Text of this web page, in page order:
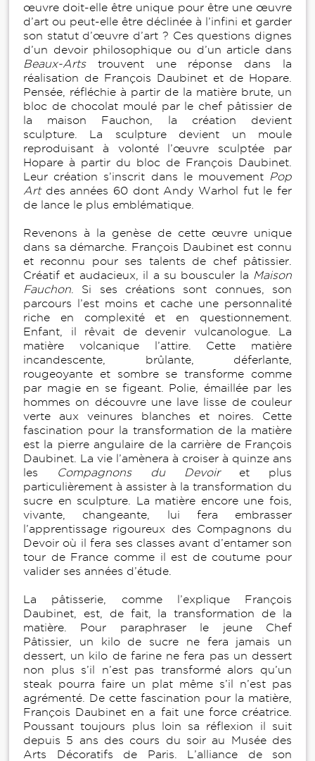
œuvre doit-elle être unique pour être une œuvre
d’art ou peut-elle être déclinée à l’infini et garder
son statut d’œuvre d’art ? Ces questions dignes
d’un devoir philosophique ou d’un article dans
Beaux-Artstrouvent une réponse dans la
réalisation de François Daubinet et de Hopare.
Pensée, réfléchie à partir de la matière brute, un
bloc de chocolat moulé par le chef pâtissier de
la maison Fauchon, la création devient
sculpture. La sculpture devient un moule
reproduisant à volonté l’œuvre sculptée par
Hopare à partir du bloc de François Daubinet.
Leur création s’inscrit dans le mouvement Pop
Art des années 60 dont Andy Warhol fut le fer
de lance le plus emblématique.
Revenons à la genèse de cette œuvre unique
dans sa démarche. François Daubinet est connu
et reconnu pour ses talents de chef pâtissier.
Créatif et audacieux, il a su bousculer la Maison
Fauchon . Si ses créations sont connues, son
parcours l’est moins et cache une personnalité
riche en complexité et en questionnement.
Enfant, il rêvait de devenir vulcanologue. La
matière volcanique l’attire. Cette matière
incandescente, brûlante, déferlante,
rougeoyante et sombre se transforme comme
par magie en se figeant. Polie, émaillée par les
hommes on découvre une lave lisse de couleur
verte aux veinures blanches et noires. Cette
fascination pour la transformation de la matière
est la pierre angulaire de la carrière de François
Daubinet. La vie l’amènera à croiser à quinze ans
les
Compagnons du Devoir et plus
particulièrement à assister à la transformation du
sucre en sculpture. La matière encore une fois,
vivante, changeante, lui fera embrasser
l’apprentissage rigoureux des Compagnons du
Devoir où il fera ses classes avant d’entamer son
tour de France comme il est de coutume pour
valider ses années d’étude.
La pâtisserie, comme l’explique François
Daubinet, est, de fait, la transformation de la
matière. Pour paraphraser le jeune Chef
Pâtissier, un kilo de sucre ne fera jamais un
dessert, un kilo de farine ne fera pas un dessert
non plus s’il n’est pas transformé alors qu’un
steak pourra faire un plat même s’il n’est pas
agrémenté. De cette fascination pour la matière,
François Daubinet en a fait une force créatrice.
Poussant toujours plus loin sa réflexion il suit
depuis 5 ans des cours du soir au Musée des
Arts Décoratifs de Paris. L’alliance de son